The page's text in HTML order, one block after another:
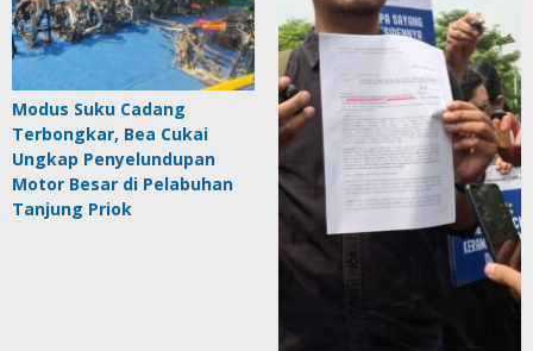
Modus Suku Cadang
Terbongkar, Bea Cukai
Ungkap Penyelundupan
Motor Besar di Pelabuhan
Tanjung Priok